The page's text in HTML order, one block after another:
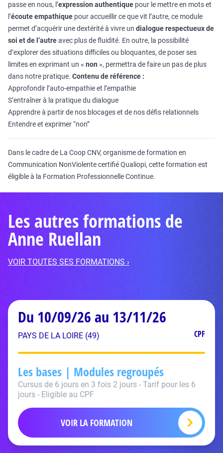
passe en nous, l’expression authentique pour le mettre en mots et
l’écoute empathique pour accueillir ce que vit l’autre, ce module
permet d’acquérir une dextérité à vivre un dialogue respectueux de
soi et de l’autreavec plus de fluidité. En outre, la possibilité
d’explorer des situations difficiles ou bloquantes, de poser ses
limites en exprimant un « non », permettra de faire un pas de plus
dans notre pratique. Contenu de référence :
Approfondir l’auto-empathie et l’empathie
S’entraîner à la pratique du dialogue
Apprendre à partir de nos blocages et de nos défis relationnels
Entendre et exprimer “non”
Dans le cadre de La Coop CNV, organisme de formation en
Communication NonViolente certifié Qualiopi, cette formation est
éligible à la Formation Professionnelle Continue.
Les autres formations de
Anne Ruellan
VOIR TOUTES SES FORMATIONS ›
Du 10/09/26 au 13/11/26
PAYS DE LA LOIRE (49) CPF
Les bases | Modules regroupés
Cursus de 6 jours en 3 fois 2 jours - Tarif pour les 6
jours - Eligible au CPF
VOIR LA FORMATION